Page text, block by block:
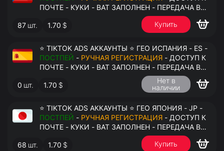
ПОЧТЕ - КУКИ - ВАТ ЗАПОЛНЕН - ПЕРЕДАЧА В
87 шт. 1.70 $ Купить
⭐ TIKTOK ADS АККАУНТЫ ⭐ ГЕО ИСПАНИЯ - ES -
ПОСТПЕЙ - РУЧНАЯ РЕГИСТРАЦИЯ - ДОСТУП К
ПОЧТЕ - КУКИ - ВАТ ЗАПОЛНЕН - ПЕРЕДАЧА В
0 шт. 1.70 $
Нет в
наличии
⭐ TIKTOK ADS АККАУНТЫ ⭐ ГЕО ЯПОНИЯ - JP -
ПОСТПЕЙ - РУЧНАЯ РЕГИСТРАЦИЯ - ДОСТУП К
ПОЧТЕ - КУКИ - ВАТ ЗАПОЛНЕН - ПЕРЕДАЧА В
68 шт. 1.70 $ Купить